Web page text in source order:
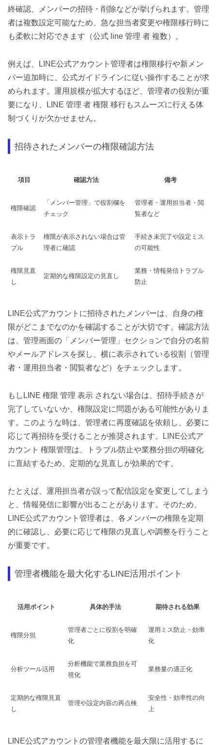
終確認、メンバーの招待・削除などが挙げられます。管理
者は複数設定可能なため、急な担当者変更や権限移行時に
も柔軟に対応できます（公式 line 管理 者 複数）。
例えば、LINE公式アカウント管理者は権限移行や新メン
バー追加時に、公式ガイドラインに従い操作することが求
められます。運用規模が拡大するほど、管理者の役割が重
要になり、LINE 管理 者 権限 移行もスムーズに行える体
制づくりが欠かせません。
招待されたメンバーの権限確認方法
項目 確認方法 備考
権限確認
「メンバー管理」で役割欄を
チェック
管理者・運用担当者・閲
覧者など
表示トラ
ブル
権限が表示されない場合は管
理者に確認
手続き未完了や設定ミス
の可能性
権限見直
し
定期的な権限設定の見直し
業務・情報発信トラブル
防止
LINE公式アカウントに招待されたメンバーは、自身の権
限がどこまでなのかを確認することが大切です。確認方法
は、管理画面の「メンバー管理」セクションで自分の名前
やメールアドレスを探し、横に表示されている役割（管理
者・運用担当者・閲覧者など）をチェックします。
もしLINE 権限 管理 表示 されない場合は、招待手続きが
完了していないか、権限設定に問題がある可能性がありま
す。このような時は、管理者に再度確認を依頼し、必要に
応じて再招待を受けることが推奨されます。LINE公式ア
カウント 権限管理は、トラブル防止や業務分担の明確化
に直結するため、定期的な見直しが効果的です。
たとえば、運用担当者が誤って配信設定を変更してしまう
と、情報発信に影響が出ることがあります。そのため、
LINE公式アカウント管理者は、各メンバーの権限を定期
的に確認し、必要に応じて権限の見直しや調整を行うこと
が重要です。
管理者機能を最大化するLINE活用ポイント
活用ポイント 具体的手法 期待される効果
権限分担
管理者ごとに役割を明確
化
運用ミス防止・効率
化
分析ツール活用
分析機能で業務負担を可
視化
業務量の適正化
定期的な権限見直
し
管理や設定内容の再点検
安全性・効率性の向
上
LINE公式アカウントの管理者機能を最大限に活用するに